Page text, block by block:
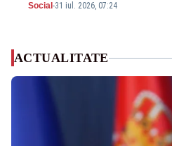
Social -31 iul. 2026, 07:24
ACTUALITATE